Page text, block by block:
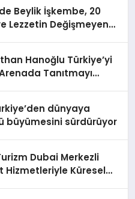
Beylik İşkembe, 20
Lezzetin Değişmeyen
Hanoğlu Türkiye’yi
Tanıtmayı
dünyaya
büyümesini sürdürüyor
Dubai Merkezli
Hizmetleriyle Küresel